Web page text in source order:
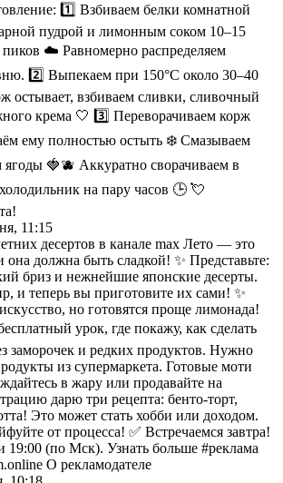
1️⃣ Взбиваем белки комнатной
пудрой и лимонным соком 10–15
☁️ Равномерно распределяем
2️⃣ Выпекаем при 150°C около 30–40
остывает, взбиваем сливки, сливочный
крема 🤍 3️⃣ Переворачиваем корж
ему полностью остыть ❄️ Смазываем
ягоды 🍓🫐 Аккуратно сворачиваем в
на пару часов 🕒 💘
11:15
десертов в канале max Лето — это
она должна быть сладкой! ✨ Представьте:
бриз и нежнейшие японские десерты.
и теперь вы приготовите их сами! ✨
но готовятся проще лимонада!
урок, где покажу, как сделать
заморочек и редких продуктов. Нужно
из супермаркета. Готовые моти
в жару или продавайте на
дарю три рецепта: бенто-торт,
Это может стать хобби или доходом.
от процесса! ✅ Встречаемся завтра!
19:00 (по Мск). Узнать больше #реклама
О рекламодателе